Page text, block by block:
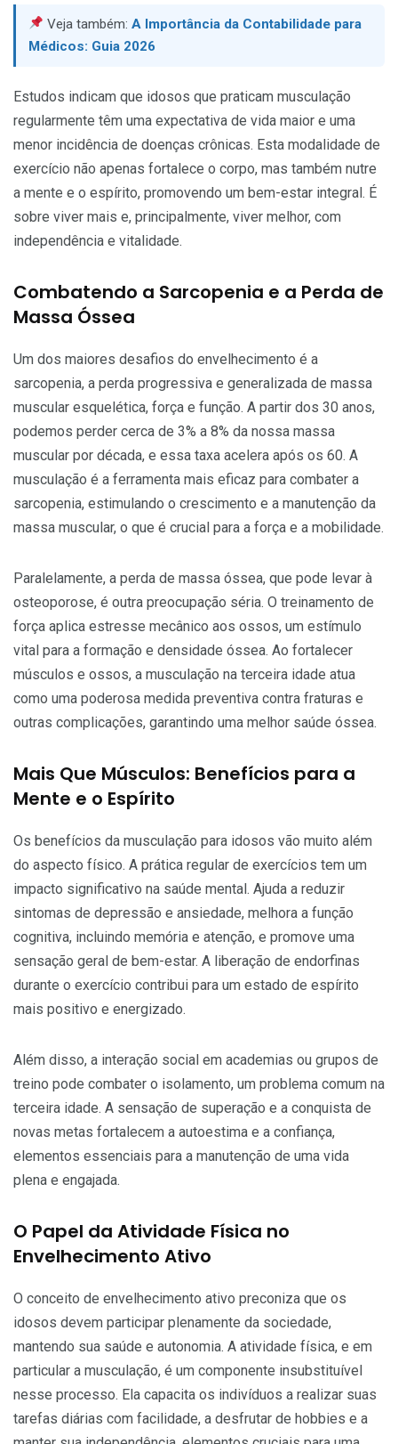
Veja também:A Importância da Contabilidade para
Médicos: Guia 2026
Estudos indicam que idosos que praticam musculação
regularmente têm uma expectativa de vida maior e uma
menor incidência de doenças crônicas. Esta modalidade de
exercício não apenas fortalece o corpo, mas também nutre
a mente e o espírito, promovendo um bem-estar integral. É
sobre viver mais e, principalmente, viver melhor, com
independência e vitalidade.
Combatendo a Sarcopenia e a Perda de
Massa Óssea
Um dos maiores desafios do envelhecimento é a
sarcopenia, a perda progressiva e generalizada de massa
muscular esquelética, força e função. A partir dos 30 anos,
podemos perder cerca de 3% a 8% da nossa massa
muscular por década, e essa taxa acelera após os 60. A
musculação é a ferramenta mais eficaz para combater a
sarcopenia, estimulando o crescimento e a manutenção da
massa muscular, o que é crucial para a força e a mobilidade.
Paralelamente, a perda de massa óssea, que pode levar à
osteoporose, é outra preocupação séria. O treinamento de
força aplica estresse mecânico aos ossos, um estímulo
vital para a formação e densidade óssea. Ao fortalecer
músculos e ossos, a musculação na terceira idade atua
como uma poderosa medida preventiva contra fraturas e
outras complicações, garantindo uma melhor saúde óssea.
Mais Que Músculos: Benefícios para a
Mente e o Espírito
Os benefícios da musculação para idosos vão muito além
do aspecto físico. A prática regular de exercícios tem um
impacto significativo na saúde mental. Ajuda a reduzir
sintomas de depressão e ansiedade, melhora a função
cognitiva, incluindo memória e atenção, e promove uma
sensação geral de bem-estar. A liberação de endorfinas
durante o exercício contribui para um estado de espírito
mais positivo e energizado.
Além disso, a interação social em academias ou grupos de
treino pode combater o isolamento, um problema comum na
terceira idade. A sensação de superação e a conquista de
novas metas fortalecem a autoestima e a confiança,
elementos essenciais para a manutenção de uma vida
plena e engajada.
O Papel da Atividade Física no
Envelhecimento Ativo
O conceito de envelhecimento ativo preconiza que os
idosos devem participar plenamente da sociedade,
mantendo sua saúde e autonomia. A atividade física, e em
particular a musculação, é um componente insubstituível
nesse processo. Ela capacita os indivíduos a realizar suas
tarefas diárias com facilidade, a desfrutar de hobbies e a